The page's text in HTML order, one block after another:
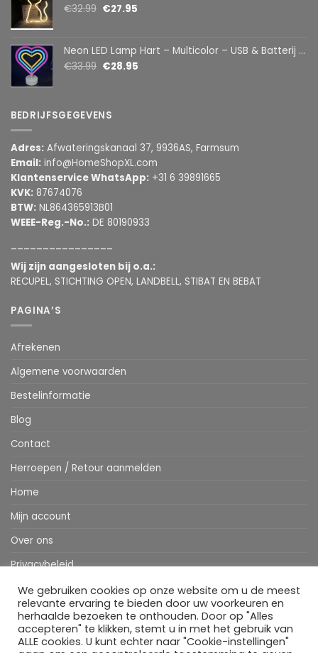
€32.99 €27.95
Neon LED Lamp Hart – Multicolor – USB & Batterij – Hartvormige Sfeerlamp – Kinderkamer & Slaapkamer – 25,2 x 23 cm
€33.99 €28.95
BEDRIJFSGEGEVENS
Adres: Afwateringskanaal 37, 9936AS, Farmsum
Email: info@HomeShopXL.com
Klantenservice WhatsApp: +31 6 39891665
KVK: 87674076
BTW: NL864365913B01
WEEE-Reg.-No.: DE 80190933
Wij zijn aangesloten bij o.a.:
RECUPEL, STICHTING OPEN, LANDBELL, STIBAT EN BEBAT
PAGINA’S
Afrekenen
Algemene voorwaarden
Bestelinformatie
Blog
Contact
Herroepen / Retour aanmelden
Home
Mijn account
Over ons
Privacybeleid
Webshop
Winkelwagen
We gebruiken cookies op onze website om u de meest
relevante ervaring te bieden door uw voorkeuren en
herhaalde bezoeken te onthouden. Door op "Alles
accepteren" te klikken, stemt u in met het gebruik van
ALLE cookies. U kunt echter naar "Cookie-instellingen"